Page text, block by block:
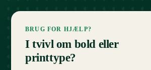
BRUG FOR HJÆLP?
I tvivl om bold eller
printtype?